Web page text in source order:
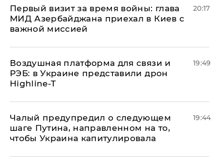
Первый визит за время войны: глава
МИД Азербайджана приехал в Киев с
важной миссией
20:17
Воздушная платформа для связи и
РЭБ: в Украине представили дрон
Highline-T
19:49
Чалый предупредил о следующем
шаге Путина, направленном на то,
чтобы Украина капитулировала
19:44